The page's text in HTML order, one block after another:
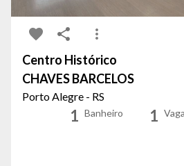
Centro Histórico
CHAVES BARCELOS
Porto Alegre - RS
1 Banheiro 1 Vaga